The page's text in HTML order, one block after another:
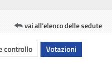
vai all'elenco delle sedute
controllo Votazioni